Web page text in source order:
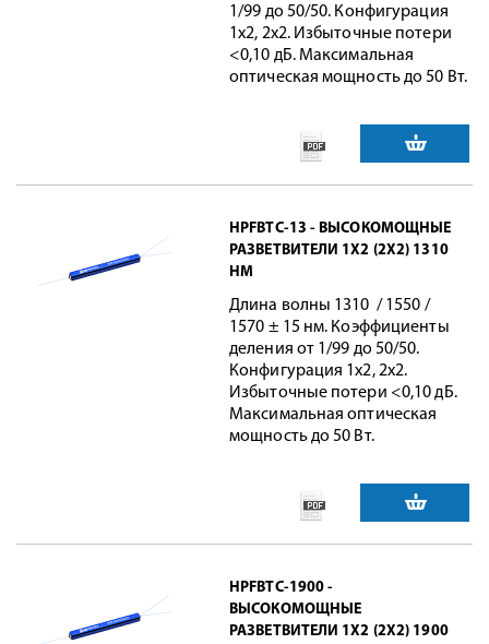
1/99 до 50/50. Конфигурация
1x2, 2x2. Избыточные потери
<0,10 дБ. Максимальная
оптическая мощность до 50 Вт.
HPFBTC-13 - ВЫСОКОМОЩНЫЕ
РАЗВЕТВИТЕЛИ 1X2 (2X2) 1310
НМ
Длина волны 1310 / 1550 /
1570 ± 15 нм. Коэффициенты
деления от 1/99 до 50/50.
Конфигурация 1x2, 2x2.
Избыточные потери <0,10 дБ.
Максимальная оптическая
мощность до 50 Вт.
HPFBTC-1900 -
ВЫСОКОМОЩНЫЕ
РАЗВЕТВИТЕЛИ 1X2 (2X2) 1900